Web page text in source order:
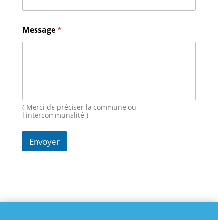
a
e
E
-
o
m
Message*
( Merci de préciser la commune ou
l'intercommunalité )
Envoyer